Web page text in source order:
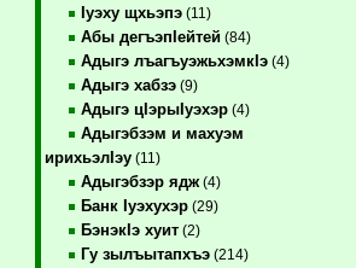
Iуэху щхьэпэ(11)
Абы дегъэпIейтей(84)
Адыгэ лъагъуэжьхэмкIэ(4)
Адыгэ хабзэ(9)
Адыгэ цIэрыIуэхэр(4)
Адыгэбзэм и махуэм
ирихьэлIэу(11)
Адыгэбзэр ядж(4)
Банк Iуэхухэр(29)
БэнэкIэ хуит(2)
Гу зылъытапхъэ(214)